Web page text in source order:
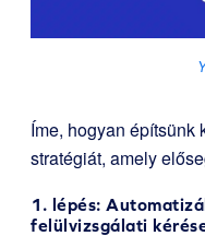
Íme, hogyan építsünk
stratégiát, amely
1. lépés:
felülvizsgálati